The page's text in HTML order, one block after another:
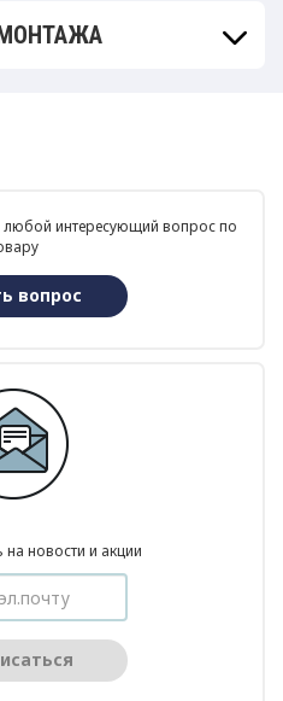
любой интересующий вопрос по
вопрос
новости и акции